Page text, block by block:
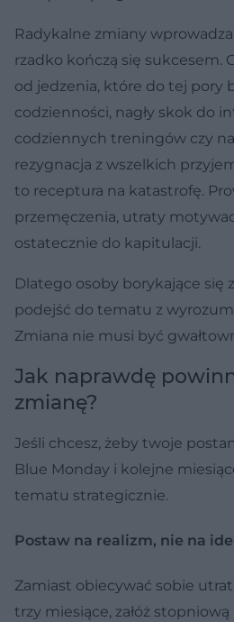
Radykalne zmiany
rzadko kończą się sukcesem.
od jedzenia, które do tej pory
codzienności, nagły skok do
codziennych treningów czy
rezygnacja z wszelkich
to receptura na katastrofę.
przemęczenia, utraty
ostatecznie do kapitulacji.
Dlatego osoby borykające się
podejść do tematu z
Zmiana nie musi być
Jak naprawdę
zmianę?
Jeśli chcesz, żeby twoje
Blue Monday i kolejne
tematu strategicznie.
Postaw na realizm, nie na
Zamiast obiecywać sobie
trzy miesiące, załóż